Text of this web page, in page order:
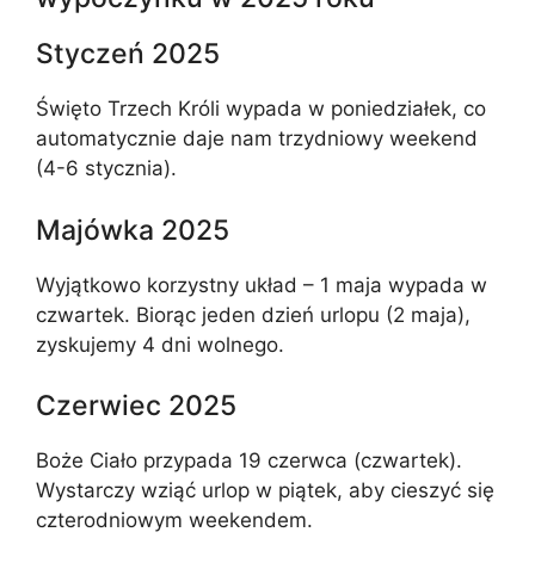
Styczeń 2025
Święto Trzech Króli wypada w poniedziałek, co
automatycznie daje nam trzydniowy weekend
(4-6 stycznia).
Majówka 2025
Wyjątkowo korzystny układ – 1 maja wypada w
czwartek. Biorąc jeden dzień urlopu (2 maja),
zyskujemy 4 dni wolnego.
Czerwiec 2025
Boże Ciało przypada 19 czerwca (czwartek).
Wystarczy wziąć urlop w piątek, aby cieszyć się
czterodniowym weekendem.